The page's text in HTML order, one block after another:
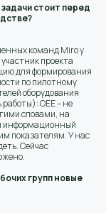
стоит перед
команд Miro у
проекта
для формирования
по пилотному
оборудования
ОЕЕ – не
словами, на
информационный
показателям. У нас
Сейчас
групп новые